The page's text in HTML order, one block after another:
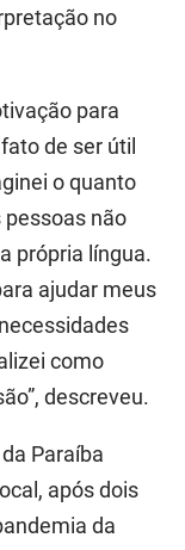
no
para
de ser útil
o quanto
pessoas não
própria língua.
ajudar meus
como
descreveu.
Paraíba
após dois
da